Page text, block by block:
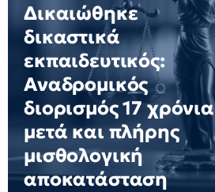
Δικαιώθηκε
δικαστικά
εκπαιδευτικός:
Αναδρομικός
διορισμός 17 χρόνια
μετά και πλήρης
μισθολογική
αποκατάσταση